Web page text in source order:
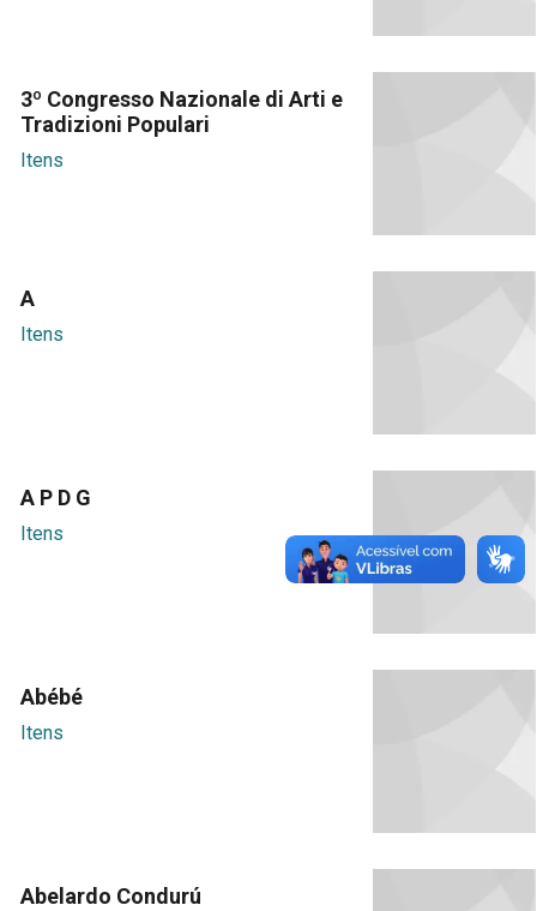
3º Congresso Nazionale di Arti e
Tradizioni Populari
Itens
A
Itens
A P D G
Itens
Abébé
Itens
Abelardo Condurú